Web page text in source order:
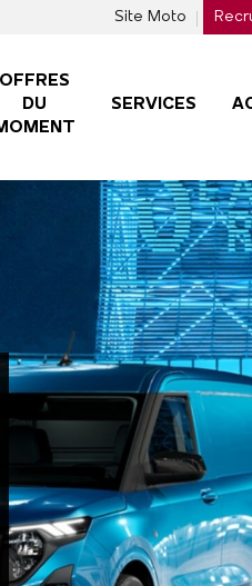
Site Moto
OFFRES
DU
SERVICES